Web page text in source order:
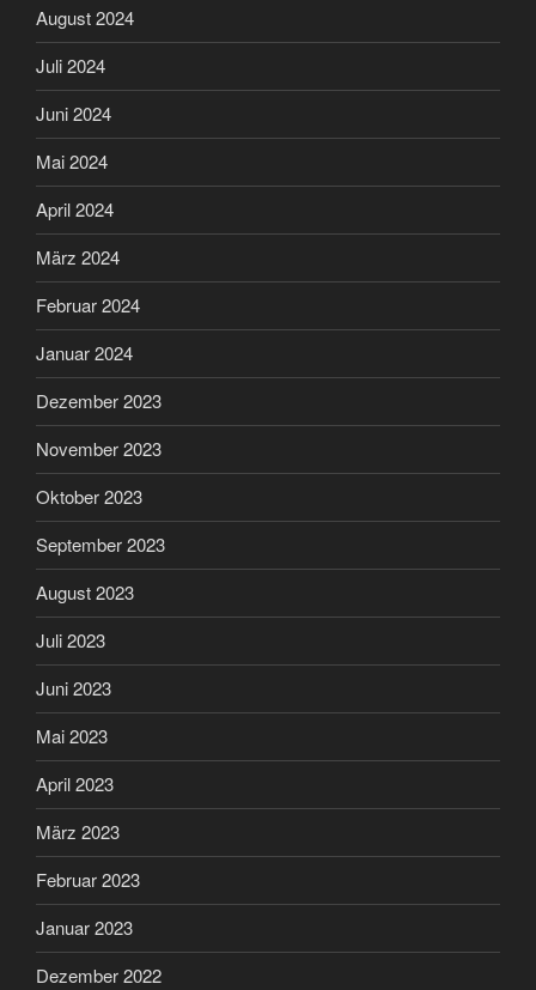
August 2024
Juli 2024
Juni 2024
Mai 2024
April 2024
März 2024
Februar 2024
Januar 2024
Dezember 2023
November 2023
Oktober 2023
September 2023
August 2023
Juli 2023
Juni 2023
Mai 2023
April 2023
März 2023
Februar 2023
Januar 2023
Dezember 2022